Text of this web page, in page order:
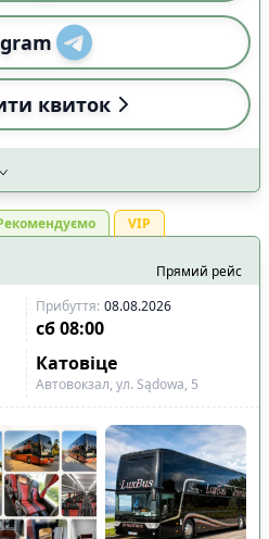
квиток
VIP
Прямий рейс
Прибуття: 08.08.2026
сб 08:00
Катовіце
Автовокзал, ул. Sądowa, 5